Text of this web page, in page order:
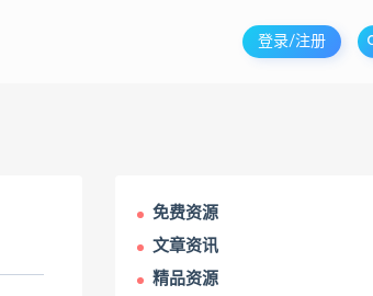
登录/注册
免费资源
文章资讯
精品资源